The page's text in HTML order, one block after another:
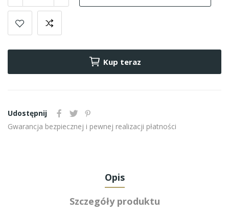
Kup teraz
Udostępnij
Gwarancja bezpiecznej i pewnej realizacji płatności
Opis
Szczegóły produktu